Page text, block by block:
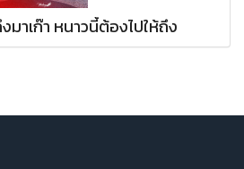
มาเก๊า หนาวนี้ต้องไปให้ถึง